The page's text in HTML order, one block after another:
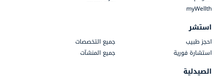
myWellth
استشر
احجز طبيب
جميع التخصصات
استشارة فورية
جميع المنشآت
الصيدلية